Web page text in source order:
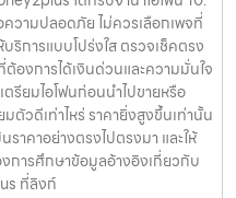
วามปลอดภัย ไม่ควรเลือกเพจที่
ริการแบบโปร่งใส ตรวจเช็คตรง
องการได้เงินด่วนและความมั่นใจ
รียมไอโฟนก่อนนำไปขายหรือ
ตัวดีเท่าไหร่ ราคายิ่งสูงขึ้นเท่านั้น
ราคาอย่างตรงไปตรงมา และให้
การศึกษาข้อมูลอ้างอิงเกี่ยวกับ
ที่ลิงก์